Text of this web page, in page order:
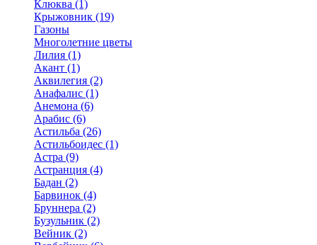
Клюква (1)
Крыжовник (19)
Газоны
Многолетние цветы
Лилия (1)
Акант (1)
Аквилегия (2)
Анафалис (1)
Анемона (6)
Арабис (6)
Астильба (26)
Астильбоидес (1)
Астра (9)
Астранция (4)
Бадан (2)
Барвинок (4)
Бруннера (2)
Бузульник (2)
Вейник (2)